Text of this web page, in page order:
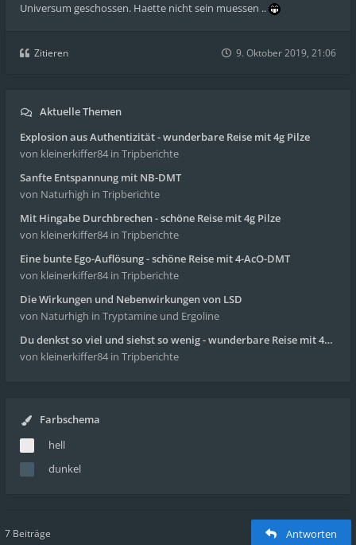
Universum geschossen. Haette nicht sein muessen ..
Zitieren 9. Oktober 2019, 21:06
Aktuelle Themen
Explosion aus Authentizität - wunderbare Reise mit 4g Pilze
von kleinerkiffer84 in Tripberichte
Sanfte Entspannung mit NB-DMT
von Naturhigh in Tripberichte
Mit Hingabe Durchbrechen - schöne Reise mit 4g Pilze
von kleinerkiffer84 in Tripberichte
Eine bunte Ego-Auflösung - schöne Reise mit 4-AcO-DMT
von kleinerkiffer84 in Tripberichte
Die Wirkungen und Nebenwirkungen von LSD
von Naturhigh in Tryptamine und Ergoline
Du denkst so viel und siehst so wenig - wunderbare Reise mit 4g Pilze
von kleinerkiffer84 in Tripberichte
Farbschema
hell
dunkel
7 Beiträge Antworten